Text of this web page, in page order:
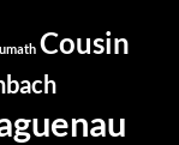
Cousin